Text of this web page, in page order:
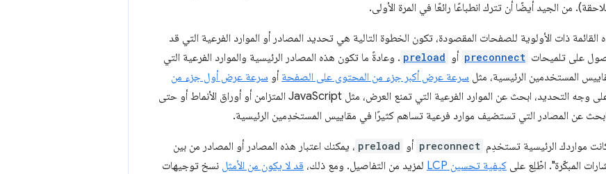
اللاحقة). من الجيد أيضًا أن تترك انطباعًا رائعًا في المرة الأولى.
ذات الأولوية للصفحات المقصودة، تكون الخطوة التالية هي تحديد المصادر أو الموارد الفرعية التي قد
على تلميحات preconnect أو preload . وعادةً ما تكون هذه المصادر الرئيسية والموارد الفرعية التي
المستخدمين الرئيسية، مثل سرعة عرض أكبر جزء من المحتوى على الصفحة أو سرعة عرض أول جزء من
. على وجه التحديد، ابحث عن الموارد الفرعية التي تمنع العرض، مثل JavaScript المتزامن أو أوراق الأنماط أو حتى
عن المصادر التي تستضيف موارد فرعية تساهم كثيرًا في مقاييس المستخدِمين الرئيسية.
مواردك الرئيسية تستخدِم preconnect أو preload ، يمكنك اعتبار هذه المصادر أو المصادر من بين
المبكّرة". اطّلِع على كيفية تحسين LCP لمزيد من التفاصيل. ومع ذلك، قد لا يكون من الأمثل نسخ توجيهات